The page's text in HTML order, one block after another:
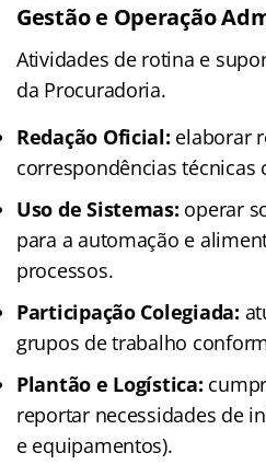
Gestão e Operação
Atividades de rotina e
da Procuradoria.
Redação Oficial: elaborar
correspondências
Uso de Sistemas: operar
para a automação e
processos.
Participação Colegiada:
grupos de trabalho
Plantão e Logística:
reportar necessidades de
e equipamentos).